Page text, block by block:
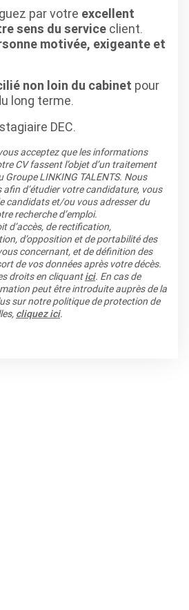
par votre excellent
sens du service client.
motivée, exigeante et
non loin du cabinet pour
long terme.
DEC.
acceptez que les informations
CV fassent l’objet d’un traitement
LINKING TALENTS. Nous
d’étudier votre candidature, vous
candidats et/ou vous adresser du
recherche d’emploi.
d’accès, de rectification,
d’opposition et de portabilité des
concernant, et de définition des
de vos données après votre décès.
droits en cliquantici. En cas de
peut être introduite auprès de la
sur notre politique de protection de
cliquez ici.